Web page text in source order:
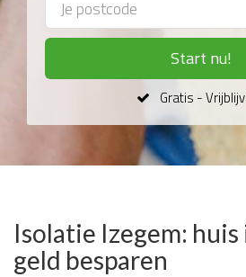
Start nu!
Gratis -
Isolatie Izegem: huis
geld besparen